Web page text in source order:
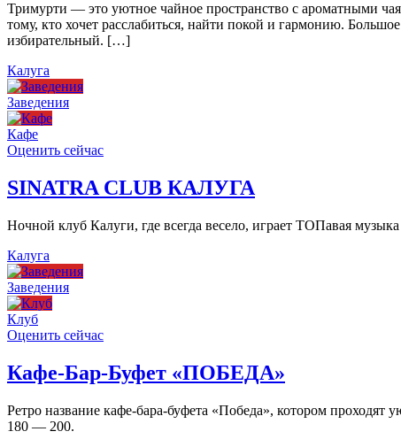
Тримурти — это уютное чайное пространство с ароматными
тому, кто хочет расслабиться, найти покой и гармонию.
избирательный. […]
Калуга
Заведения
Кафе
Оценить сейчас
SINATRA CLUB КАЛУГА
Ночной клуб Калуги, где всегда весело, играет ТОПавая
Калуга
Заведения
Клуб
Оценить сейчас
Кафе-Бар-Буфет «ПОБЕДА»
Ретро название кафе-бара-буфета «Победа», котором
180 — 200.